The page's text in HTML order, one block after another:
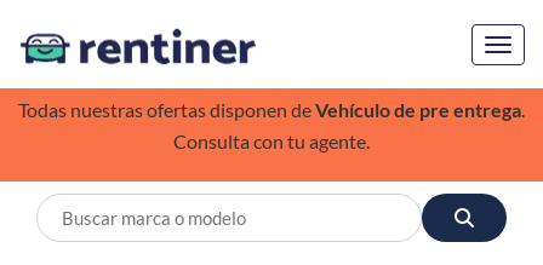
Todas nuestras ofertas disponen deVehículo de pre entrega.
Consulta con tu agente.